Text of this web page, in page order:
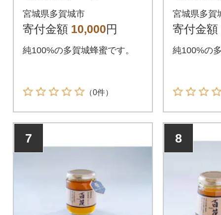
宮城県多賀城市
寄付金額 10,000円
純100%の多賀城蜂蜜です。
（0件）
宮城県多賀
寄付金額
純100%の
7 8